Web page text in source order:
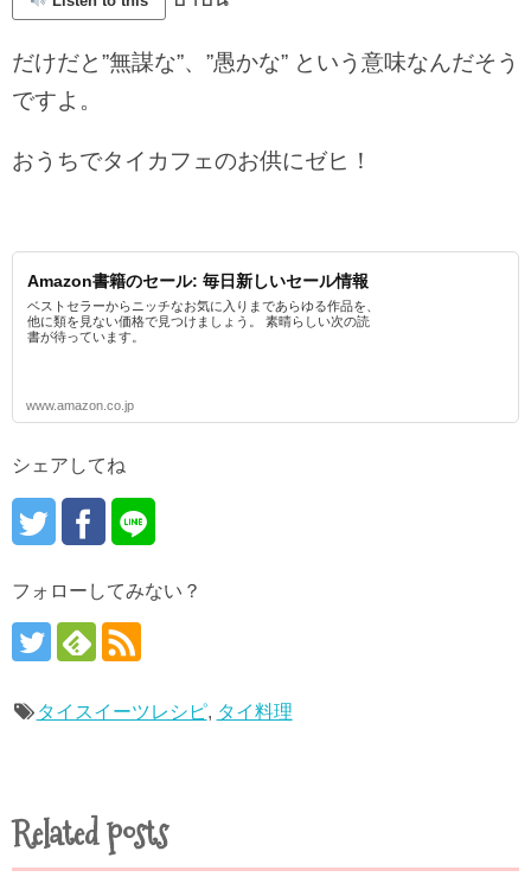
だけだと”無謀な”、”愚かな” という意味なんだそう
ですよ。
おうちでタイカフェのお供にゼヒ！
Amazon書籍のセール: 毎日新しいセール情報
ベストセラーからニッチなお気に入りまであらゆる作品を、
他に類を見ない価格で見つけましょう。 素晴らしい次の読
書が待っています。
www.amazon.co.jp
シェアしてね
フォローしてみない？
タイスイーツレシピ, タイ料理
Related posts